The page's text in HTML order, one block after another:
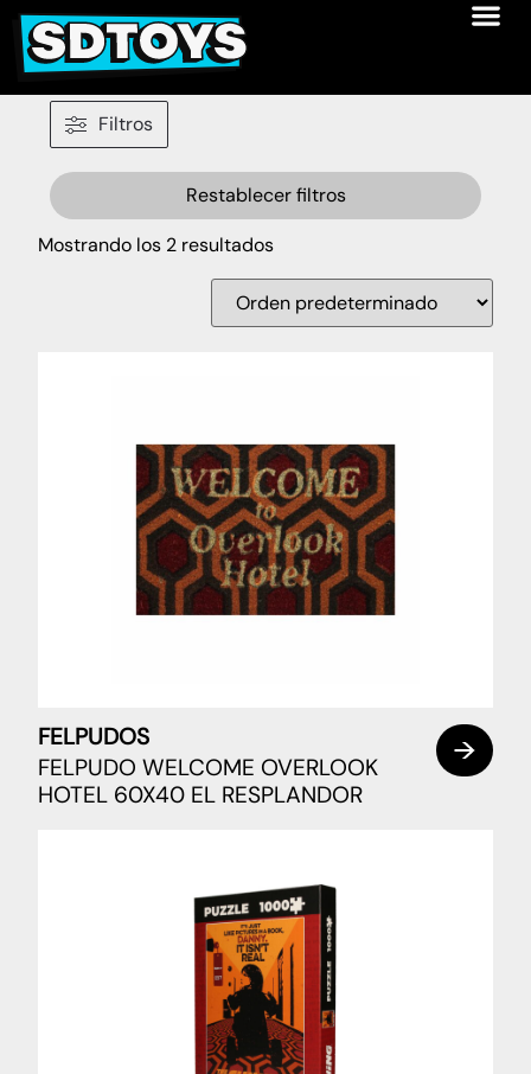
Filtros
Restablecer filtros
Mostrando los 2 resultados
FELPUDOS
FELPUDO WELCOME OVERLOOK
HOTEL 60X40 EL RESPLANDOR